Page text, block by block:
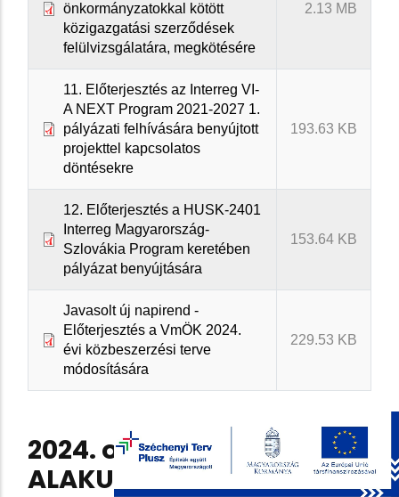
önkormányzatokkal kötött
közigazgatási szerződések
felülvizsgálatára, megkötésére
2.13 MB
11. Előterjesztés az Interreg VI-
A NEXT Program 2021-2027 1.
pályázati felhívására benyújtott
projekttel kapcsolatos
döntésekre
193.63 KB
12. Előterjesztés a HUSK-2401
Interreg Magyarország-
Szlovákia Program keretében
pályázat benyújtására
153.64 KB
Javasolt új napirend -
Előterjesztés a VmÖK 2024.
évi közbeszerzési terve
módosítására
229.53 KB
2024. október 4. -
ALAKULÓ ÜLÉS